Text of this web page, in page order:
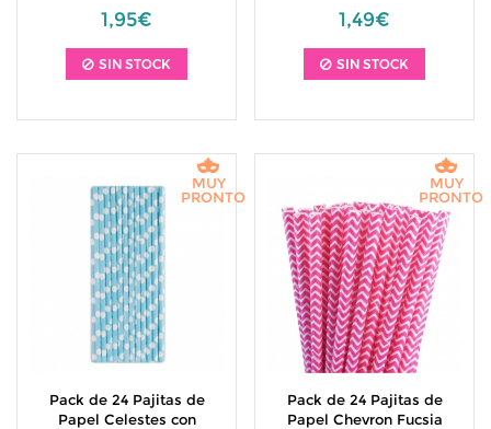
1,95€
SIN STOCK
1,49€
SIN STOCK
Pack de 24 Pajitas de
Papel Celestes con
MUY
PRONTO
Pack de 24 Pajitas de
Papel Chevron Fucsia
MUY
PRONTO